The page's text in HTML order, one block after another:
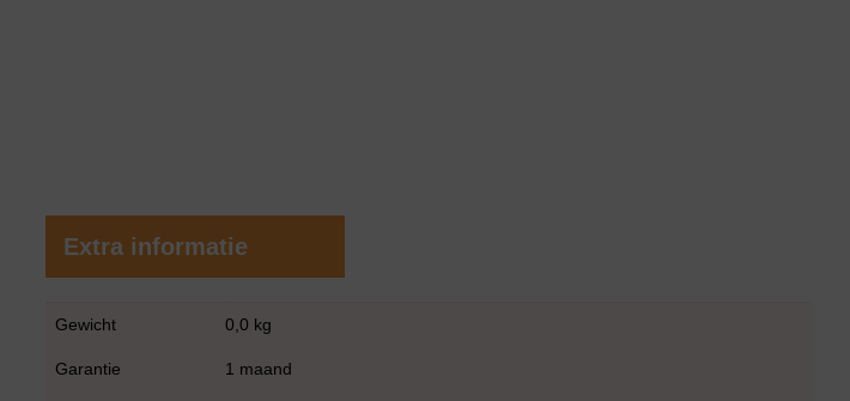
Extra informatie
Gewicht 0,0 kg
Garantie 1 maand